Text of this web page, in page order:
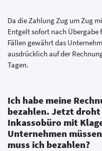
Da die Zahlung Zug um Zug
Entgelt sofort nach Übergabe
Fällen gewährt das
ausdrücklich auf der
Tagen.
Ich habe meine
bezahlen. Jetzt
Inkassobüro mit
Unternehmen
muss ich bezahlen?